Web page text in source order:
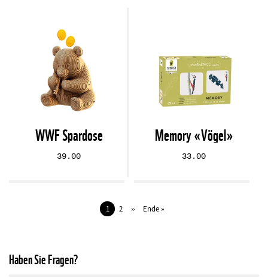
WWF Spardose
39.00
Memory «Vögel»
33.00
Aktuelle
1 Seite
2
Nächste
››
Letzte
Ende »
Haben Sie Fragen?